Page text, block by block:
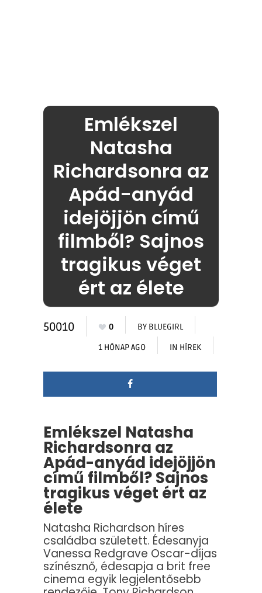
Emlékszel
Natasha
Richardsonra az
Apád-anyád
idejöjjön című
filmből? Sajnos
tragikus véget
ért az élete
50010 0 BY BLUEGIRL
1 HÓNAP AGO IN HÍREK
Emlékszel Natasha
Richardsonra az
Apád-anyád idejöjjön
című filmből? Sajnos
tragikus véget ért az
élete
Natasha Richardson híres
családba született. Édesanyja
Vanessa Redgrave Oscar-díjas
színésznő, édesapja a brit free
cinema egyik legjelentősebb